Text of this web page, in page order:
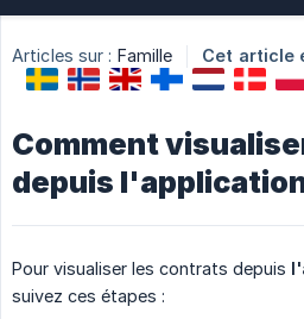
Articles sur : Famille Cet article
Comment
depuis
Pour visualiser les contrats depuis
suivez ces étapes :